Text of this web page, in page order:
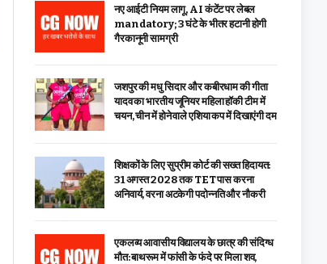
नए आईटी नियम लागू, AI कंटेंट पर लेबल
mandatory; 3 घंटे के भीतर हटानी होगी
गैरकानूनी सामग्री
जशपुर की मधु सिदार और कबीरधाम की गीता
यादव का भारतीय जूनियर महिला हॉकी टीम में
चयन, चीन में होने वाले एशिया कप में दिखाएंगी दम
शिक्षकों के लिए सुप्रीम कोर्ट की सख्त हिदायत:
31 अगस्त 2028 तक TET पास करना
अनिवार्य, वरना अटकेगी पदोन्नति और नौकरी
एकलव्य आवासीय विद्यालय के छात्र की संदिग्ध
मौत: बाथरूम में फांसी के फंदे पर मिला शव,